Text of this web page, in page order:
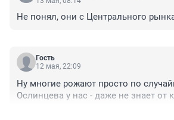
Не понял, они с Центрального
Гость
12 мая, 22:09
Ну многие рожают просто по
Ослинцева у нас - даже не знает от